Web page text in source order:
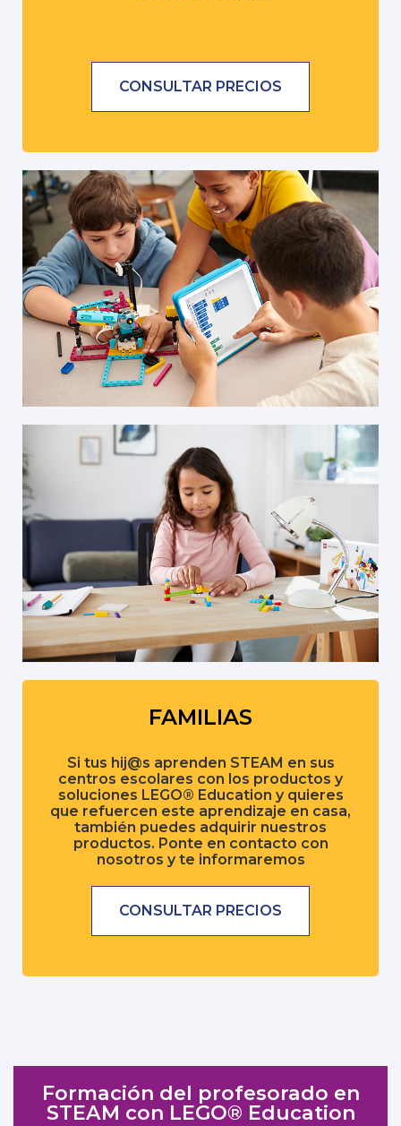
CONSULTAR PRECIOS
FAMILIAS
Si tus hij@s aprenden STEAM en sus
centros escolares con los productos y
soluciones LEGO® Education y quieres
que refuercen este aprendizaje en casa,
también puedes adquirir nuestros
productos. Ponte en contacto con
nosotros y te informaremos
CONSULTAR PRECIOS
Formación del profesorado en
STEAM con LEGO® Education